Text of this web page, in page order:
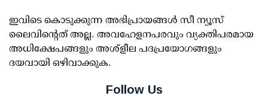
ഇവിടെ കൊടുക്കുന്ന അഭിപ്രായങ്ങള്‍ സീ ന്യൂസ്
ലൈവിന്റെത് അല്ല. അവഹേളനപരവും വ്യക്തിപരമായ
അധിക്ഷേപങ്ങളും അശ്‌ളീല പദപ്രയോഗങ്ങളും
ദയവായി ഒഴിവാക്കുക.
Follow Us